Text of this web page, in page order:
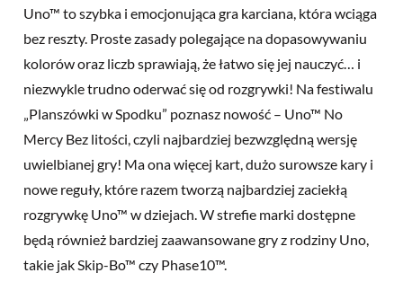
Uno™ to szybka i emocjonująca gra karciana, która wciąga
bez reszty. Proste zasady polegające na dopasowywaniu
kolorów oraz liczb sprawiają, że łatwo się jej nauczyć… i
niezwykle trudno oderwać się od rozgrywki! Na festiwalu
„Planszówki w Spodku” poznasz nowość – Uno™ No
Mercy Bez litości, czyli najbardziej bezwzględną wersję
uwielbianej gry! Ma ona więcej kart, dużo surowsze kary i
nowe reguły, które razem tworzą najbardziej zaciekłą
rozgrywkę Uno™ w dziejach. W strefie marki dostępne
będą również bardziej zaawansowane gry z rodziny Uno,
takie jak Skip-Bo™ czy Phase10™.